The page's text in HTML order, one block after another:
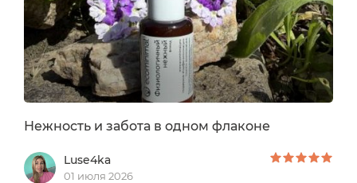
Нежность и забота в одном флаконе
Luse4ka
01 июля 2026